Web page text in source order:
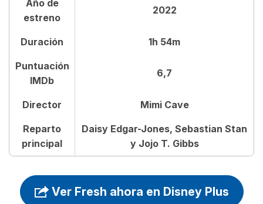
Crítica de la película Fresh
Año de
estreno
2022
Duración 1h 54m
Puntuación
IMDb
6,7
Director Mimi Cave
Reparto
principal
Daisy Edgar-Jones, Sebastian Stan
y Jojo T. Gibbs
Ver Fresh ahora en Disney Plus